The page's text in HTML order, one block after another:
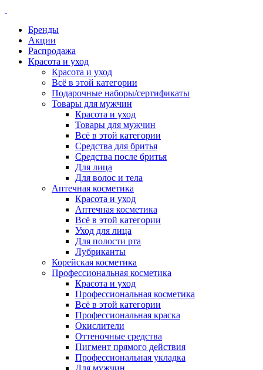
Бренды
Акции
Распродажа
Красота и уход
Красота и уход
Всё в этой категории
Подарочные наборы/сертификаты
Товары для мужчин
Красота и уход
Товары для мужчин
Всё в этой категории
Средства для бритья
Средства после бритья
Для лица
Для волос и тела
Аптечная косметика
Красота и уход
Аптечная косметика
Всё в этой категории
Уход для лица
Для полости рта
Лубриканты
Корейская косметика
Профессиональная косметика
Красота и уход
Профессиональная косметика
Всё в этой категории
Профессиональная краска
Окислители
Оттеночные средства
Пигмент прямого действия
Профессиональная укладка
Для мужчин